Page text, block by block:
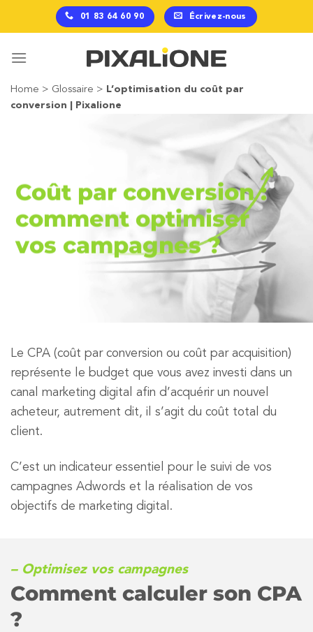
01 83 64 60 90 Écrivez-nous
Home > Glossaire > L’optimisation du coût par
conversion | Pixalione
Coût par conversion :
comment optimiser
vos campagnes ?
Le CPA (coût par conversion ou coût par acquisition)
représente le budget que vous avez investi dans un
canal marketing digital afin d’acquérir un nouvel
acheteur, autrement dit, il s’agit du coût total du
client.
C’est un indicateur essentiel pour le suivi de vos
campagnes Adwords et la réalisation de vos
objectifs de marketing digital.
– Optimisez vos campagnes
Comment calculer son CPA
?